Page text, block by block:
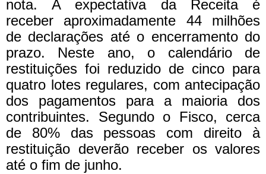
nota. A expectativa da Receita é
receber aproximadamente 44 milhões
de declarações até o encerramento do
prazo. Neste ano, o calendário de
restituições foi reduzido de cinco para
quatro lotes regulares, com antecipação
dos pagamentos para a maioria dos
contribuintes. Segundo o Fisco, cerca
de 80% das pessoas com direito à
restituição deverão receber os valores
até o fim de junho.